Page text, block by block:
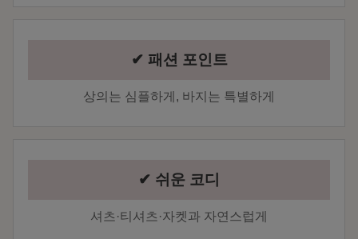
✔ 패션 포인트
상의는 심플하게, 바지는 특별하게
✔ 쉬운 코디
셔츠·티셔츠·자켓과 자연스럽게